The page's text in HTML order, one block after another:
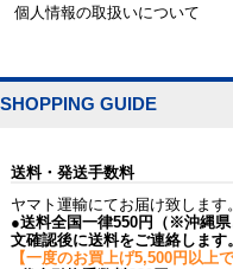
個人情報の取扱いについて
SHOPPING GUIDE
送料・発送手数料
ヤマト運輸にてお届け致します。
●送料全国一律550円（※沖縄
文確認後に送料をご連絡します
【一度のお買上げ5,500円以上